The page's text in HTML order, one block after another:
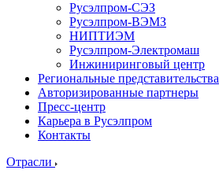
Русэлпром-СЭЗ
Русэлпром-ВЭМЗ
НИПТИЭМ
Русэлпром-Электромаш
Инжиниринговый центр
Региональные представительства
Авторизированные партнеры
Пресс-центр
Карьера в Русэлпром
Контакты
Отрасли